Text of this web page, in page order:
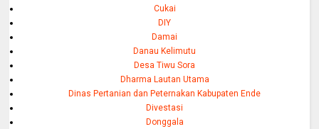
Cukai
DIY
Damai
Danau Kelimutu
Desa Tiwu Sora
Dharma Lautan Utama
Dinas Pertanian dan Peternakan Kabupaten Ende
Divestasi
Donggala